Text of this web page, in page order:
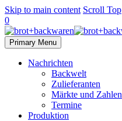
Skip to main content Scroll Top
0
Primary Menu
Nachrichten
Backwelt
Zulieferanten
Märkte und Zahlen
Termine
Produktion